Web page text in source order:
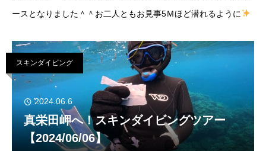
ースとなりました＾＾お二人ともお見事5Ｍほど潜れるように
たい方はpadiア
スキンダイビング
2024.06.6
真栄田岬へ！スキンダイビングツアー
【2024/06/06】